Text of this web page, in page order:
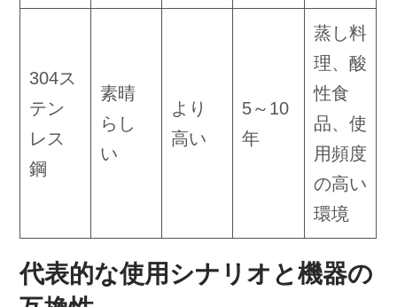
304ス
テン
レス
鋼
素晴
らし
い
より
高い
5～10
年
蒸し料
理、酸
性食
品、使
用頻度
の高い
環境
代表的な使用シナリオと機器の